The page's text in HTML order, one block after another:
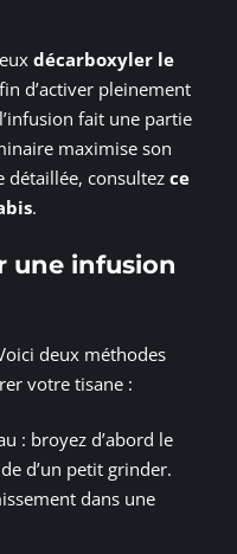
décarboxyler le
d’activer pleinement
fait une partie
maximise son
détaillée, consultez ce
.
une infusion
deux méthodes
votre tisane :
: broyez d’abord le
d’un petit grinder.
dans une